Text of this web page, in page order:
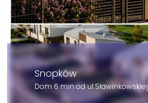
Snopków
Dom 6 min od ul.Sławinkowskiej